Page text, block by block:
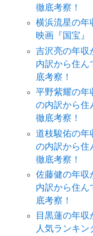
徹底考察！
横浜流星の年
映画『国宝』
吉沢亮の年収
内訳から住ん
底考察！
平野紫耀の年
の内訳から住
徹底考察！
道枝駿佑の年
の内訳から住
徹底考察！
佐藤健の年収
内訳から住ん
底考察！
目黒蓮の年
人気ランキ